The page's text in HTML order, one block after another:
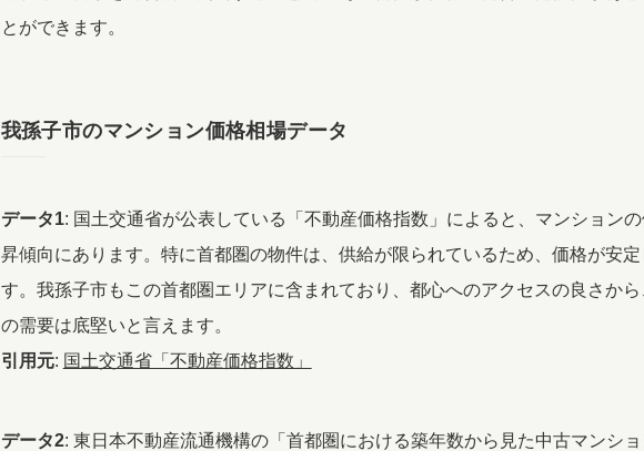
とができます。
我孫子市のマンション価格相場データ
データ1: 国土交通省が公表している「不動産価格指数」によると、マンション
昇傾向にあります。特に首都圏の物件は、供給が限られているため、価格が安定
す。我孫子市もこの首都圏エリアに含まれており、都心へのアクセスの良さか
の需要は底堅いと言えます。
引用元: 国土交通省「不動産価格指数」
データ2: 東日本不動産流通機構の「首都圏における築年数から見た中古マンシ